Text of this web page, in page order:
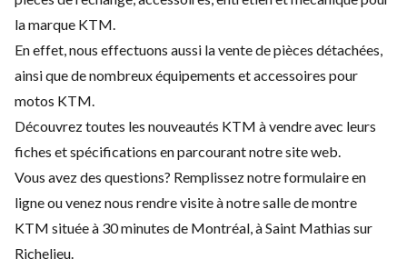
la marque KTM.
En effet, nous effectuons aussi la vente de pièces détachées,
ainsi que de nombreux équipements et accessoires pour
motos KTM.
Découvrez toutes les nouveautés KTM à vendre avec leurs
fiches et spécifications en parcourant notre site web.
Vous avez des questions? Remplissez notre formulaire en
ligne ou venez nous rendre visite à notre salle de montre
KTM située à 30 minutes de Montréal, à Saint Mathias sur
Richelieu.